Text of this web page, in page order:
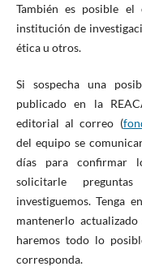
También es posible
institución de
ética u otros.
Si sospecha una
publicado en la
editorial al correo (
del equipo se
días para confirmar
solicitarle
investiguemos. Tenga
mantenerlo
haremos todo lo
corresponda.